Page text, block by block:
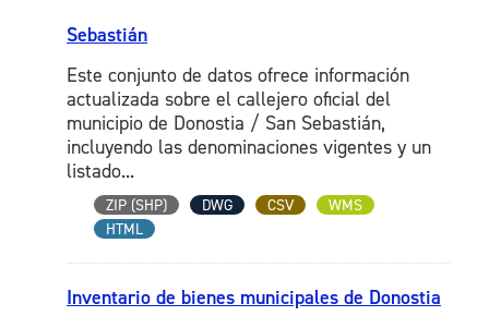
Sebastián
Este conjunto de datos ofrece información
actualizada sobre el callejero oficial del
municipio de Donostia / San Sebastián,
incluyendo las denominaciones vigentes y un
listado...
ZIP (SHP) DWG CSV
WMS
HTML
Inventario de bienes municipales de Donostia